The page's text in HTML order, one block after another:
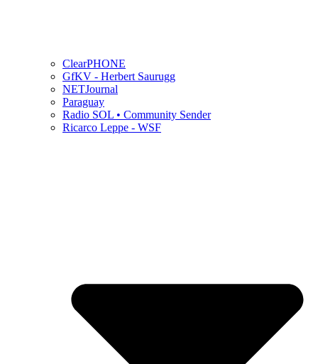
ClearPHONE
GfKV - Herbert Saurugg
NETJournal
Paraguay
Radio SOL • Community Sender
Ricarco Leppe - WSF